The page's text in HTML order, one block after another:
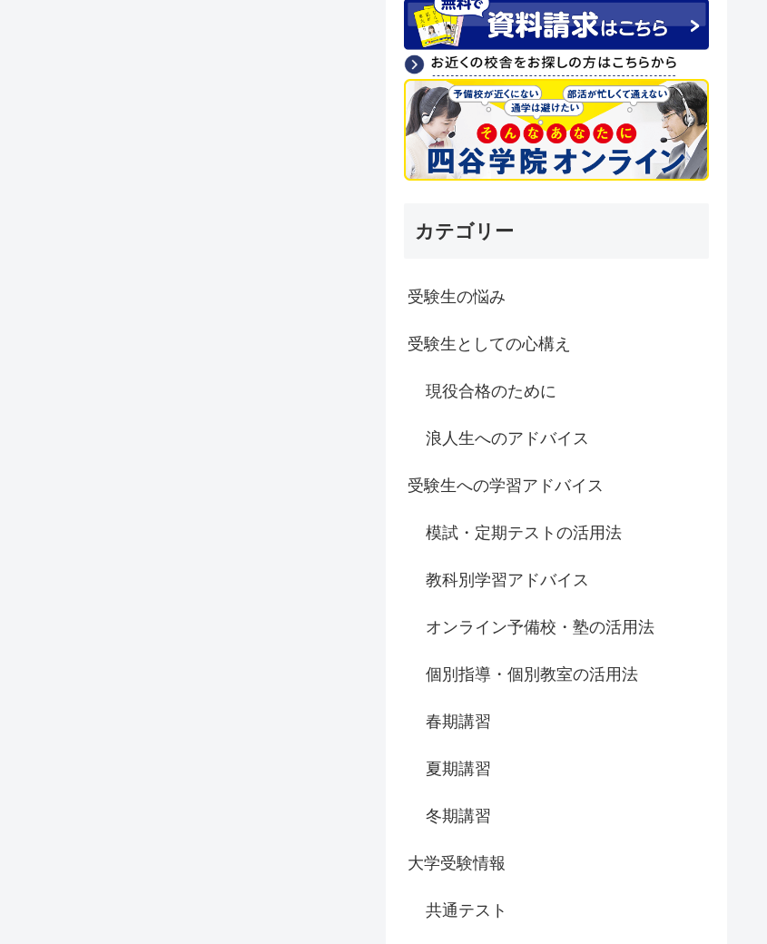
カテゴリー
受験生の悩み
受験生としての心構え
現役合格のために
浪人生へのアドバイス
受験生への学習アドバイス
模試・定期テストの活用法
教科別学習アドバイス
オンライン予備校・塾の活用法
個別指導・個別教室の活用法
春期講習
夏期講習
冬期講習
大学受験情報
共通テスト